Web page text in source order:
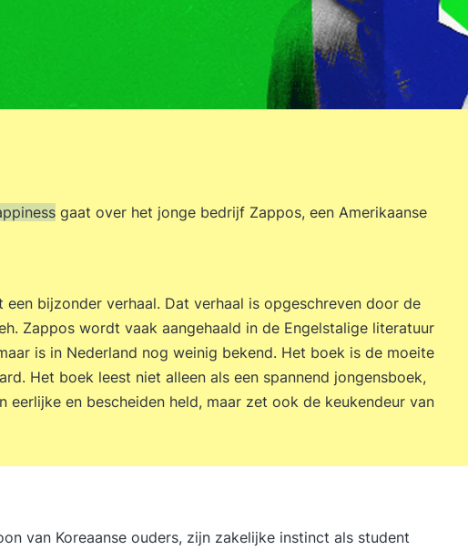
gaat over het jonge bedrijf Zappos, een Amerikaanse
een bijzonder verhaal. Dat verhaal is opgeschreven door de
Zappos wordt vaak aangehaald in de Engelstalige literatuur
is in Nederland nog weinig bekend. Het boek is de moeite
Het boek leest niet alleen als een spannend jongensboek,
eerlijke en bescheiden held, maar zet ook de keukendeur van
van Koreaanse ouders, zijn zakelijke instinct als student